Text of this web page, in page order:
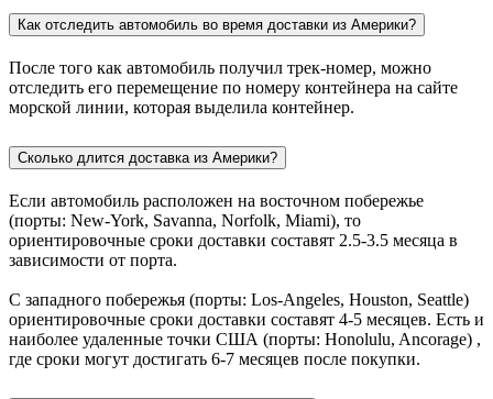
Как отследить автомобиль во время доставки из Америки?
После того как автомобиль получил трек-номер, можно
отследить его перемещение по номеру контейнера на сайте
морской линии, которая выделила контейнер.
Сколько длится доставка из Америки?
Если автомобиль расположен на восточном побережье
(порты: New-York, Savanna, Norfolk, Miami), то
ориентировочные сроки доставки составят 2.5-3.5 месяца в
зависимости от порта.
С западного побережья (порты: Los-Angeles, Houston, Seattle)
ориентировочные сроки доставки составят 4-5 месяцев. Есть и
наиболее удаленные точки США (порты: Honolulu, Ancorage) ,
где сроки могут достигать 6-7 месяцев после покупки.